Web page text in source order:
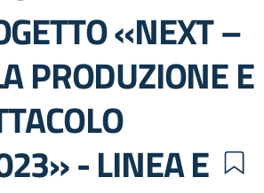
«NEXT –
PRODUZIONE E
- LINEA E